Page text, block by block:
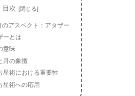
目次
のアスペクト：アタザー
ーとは
意味
月の象徴
星術における重要性
星術への応用